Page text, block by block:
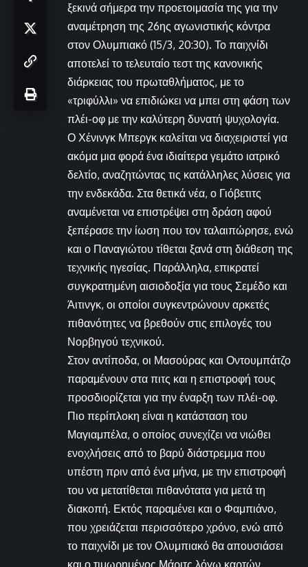
ξεκινά σήμερα την προετοιμασία της για την
αναμέτρηση της 26ης αγωνιστικής κόντρα
στον Ολυμπιακό (15/3, 20:30). Το παιχνίδι
αποτελεί το τελευταίο τεστ της κανονικής
διάρκειας του πρωταθλήματος, με το
«τριφύλλι» να επιδιώκει να μπει στη φάση των
πλέι-οφ με την καλύτερη δυνατή ψυχολογία.
Ο Χένινγκ Μπεργκ καλείται να διαχειριστεί για
ακόμα μια φορά ένα ιδιαίτερα γεμάτο ιατρικό
δελτίο, αναζητώντας τις κατάλληλες λύσεις για
την ενδεκάδα. Στα θετικά νέα, ο Γιόβετιτς
αναμένεται να επιστρέψει στη δράση αφού
ξεπέρασε την ίωση που τον ταλαιπώρησε, ενώ
και ο Παναγιώτου τίθεται ξανά στη διάθεση της
τεχνικής ηγεσίας. Παράλληλα, επικρατεί
συγκρατημένη αισιοδοξία για τους Σεμέδο και
Άιτινγκ, οι οποίοι συγκεντρώνουν αρκετές
πιθανότητες να βρεθούν στις επιλογές του
Νορβηγού τεχνικού.
Στον αντίποδα, οι Μασούρας και Οντουμπάτζο
παραμένουν στα πιτς και η επιστροφή τους
προσδιορίζεται για την έναρξη των πλέι-οφ.
Πιο περίπλοκη είναι η κατάσταση του
Μαγιαμπέλα, ο οποίος συνεχίζει να νιώθει
ενοχλήσεις από το βαρύ διάστρεμμα που
υπέστη πριν από ένα μήνα, με την επιστροφή
του να μετατίθεται πιθανότατα για μετά τη
διακοπή. Εκτός παραμένει και ο Φαμπιάνο,
που χρειάζεται περισσότερο χρόνο, ενώ από
το παιχνίδι με τον Ολυμπιακό θα απουσιάσει